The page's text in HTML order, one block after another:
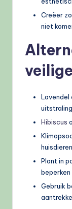
Creëer
niet
Lavendel
uitstraling
Hibiscus
huisdieren
Plant in
beperken
Gebruik